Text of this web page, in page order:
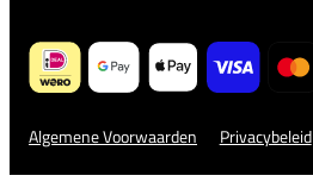
Algemene Voorwaarden Privacybeleid